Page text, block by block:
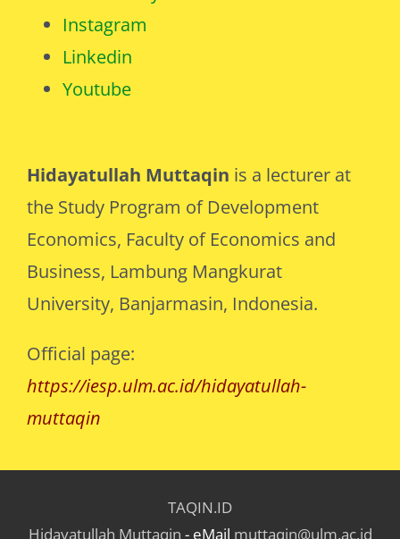
Hidayatullah Muttaqin is a lecturer at
the Study Program of Development
Economics, Faculty of Economics and
Business, Lambung Mangkurat
University, Banjarmasin, Indonesia.
Official page:
https://iesp.ulm.ac.id/hidayatullah-
muttaqin
Instagram
Linkedin
Youtube
TAQIN.ID
Hidayatullah Muttaqin - eMail muttaqin@ulm.ac.id